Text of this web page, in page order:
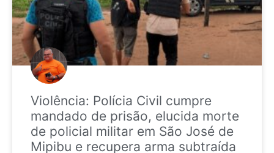
Violência: Polícia Civil cumpre
mandado de prisão, elucida morte
de policial militar em São José de
Mipibu e recupera arma subtraída